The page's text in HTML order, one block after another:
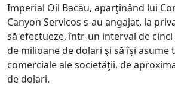
Imperial Oil Bacău, aparţinând lui
Canyon Servicos s-au angajat, la
să efectueze, într-un interval de
de milioane de dolari şi să îşi asume
comerciale ale societăţii, de
de dolari.